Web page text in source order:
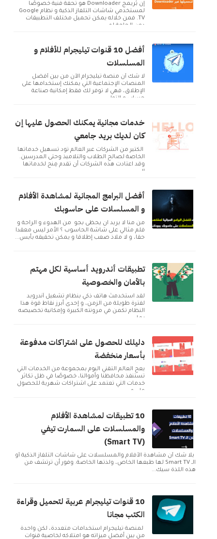
إن بُريمج Downloader هو تحفة فنية خصوصًا
لمستخدمي شاشات التلفاز الذكية و نظام Google
TV. فمن خلاله يمكن تحميل مختلف التطبيقات
دون الحاجة لم...
أفضل 10 قنوات تيليجرام للأفلام و
المسلسلات
لا شك أن منصة تيليجرام الآن من بين أفضل
المنصات الإجتماعية التي يمكنك إستخدامها على
الإطلاق، فهي لا توفر لك فقط إمكانية صناعة
حساب و التوا...
خدمات مجانية يمكنك الحصول عليها إن
كان لديك بريد جامعي
الكثير من الشركات عبر العالم تود تسهيل خدماتها
الخاصة لصالح الطلاب والتلاميذ وحتى المدرسين.
وقد اعتادت هذه الشركات أن تقدم مِنح لخدماتها
ال...
أفضل البرامج المجانية لمشاهدة الأفلام
و المسلسلات على حاسوبك
من منا لا يريد ان يحظى بجو من الهدوء و الراحة و
فلم مثالي على شاشة الحاسوب ؟ الأمر ليس معقدا
حقا، و لا ملاذ صعب إطلاقا و يمكن تحقيقه بأبس...
تطبيقات أندرويد أساسية لكل مهتم
بالأمان والخصوصية
لقد استخدمتُ هاتف ذكي بنظام تشغيل أندرويد
لفترة طويلة من الزمن، و إحدى أبرز نقاط قوة هذا
النظام تكمن في مرونته الكبيرة وإمكانية تخصيصه
بما ...
دليلك للحصول على اشتراكات مدفوعة
بأسعار منخفضة
يعج العالم التقني اليوم بمجموعة من الخدمات التي
تستنفذ محافظنا وأموالنا، خصوصًا في ظل تكاثر
خدمات التي تعتمد على اشتراكات شهرية للحصول
على م...
10 تطبيقات لمشاهدة الأفلام
والمسلسلات على السمارت تيفي
(Smart TV)
بلا شك أن مشاهدة الأفلام والمسلسلات على شاشات التلفاز الذكية أو
الـ Smart TV لها طبعها الخاص، ولذتها الخاصة. وفور أن ترتشف من
هذه اللذة سيك...
10 قنوات تيليجرام عربية لتحميل وقراءة
الكتب مجانا
لمنصة تيليجرام استخدامات متعددة، لكن واحدة
من بين أفضل ميزاته هو امتلاكه لخاصية قنوات